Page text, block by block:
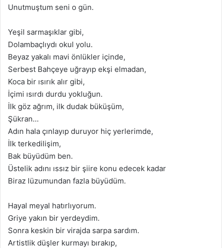
Unutmuştum seni o gün.
Yeşil sarmaşıklar gibi,
Dolambaçlıydı okul yolu.
Beyaz yakalı mavi önlükler içinde,
Serbest Bahçeye uğrayıp ekşi elmadan,
Koca bir ısırık alır gibi,
İçimi ısırdı durdu yokluğun.
İlk göz ağrım, ilk dudak büküşüm,
Şükran…
Adın hala çınlayıp duruyor hiç yerlerimde,
İlk terkedilişim,
Bak büyüdüm ben.
Üstelik adını ıssız bir şiire konu edecek kadar
Biraz lüzumundan fazla büyüdüm.
Hayal meyal hatırlıyorum.
Griye yakın bir yerdeydim.
Sonra keskin bir virajda sarpa sardım.
Artistlik düşler kurmayı bırakıp,